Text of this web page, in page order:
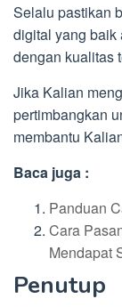
Selalu pastikan
digital yang baik
dengan kualitas
Jika Kalian
pertimbangkan
membantu
Baca juga :
Panduan
Cara
Mendapat
Penutup